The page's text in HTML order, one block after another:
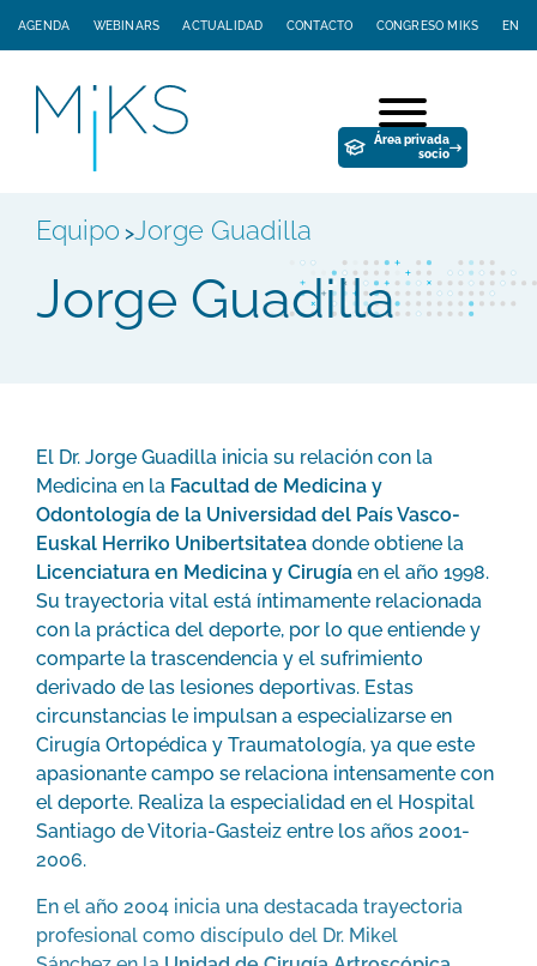
AGENDA WEBINARS ACTUALIDAD CONTACTO CONGRESO MIKS EN
Área privada
socio
Equipo >Jorge Guadilla
Jorge Guadilla
El Dr. Jorge Guadilla inicia su relación con la
Medicina en la Facultad de Medicina y
Odontología de la Universidad del País Vasco-
Euskal Herriko Unibertsitatea donde obtiene la
Licenciatura en Medicina y Cirugía en el año 1998.
Su trayectoria vital está íntimamente relacionada
con la práctica del deporte, por lo que entiende y
comparte la trascendencia y el sufrimiento
derivado de las lesiones deportivas. Estas
circunstancias le impulsan a especializarse en
Cirugía Ortopédica y Traumatología, ya que este
apasionante campo se relaciona intensamente con
el deporte. Realiza la especialidad en el Hospital
Santiago de Vitoria-Gasteiz entre los años 2001-
2006.
En el año 2004 inicia una destacada trayectoria
profesional como discípulo del Dr. Mikel